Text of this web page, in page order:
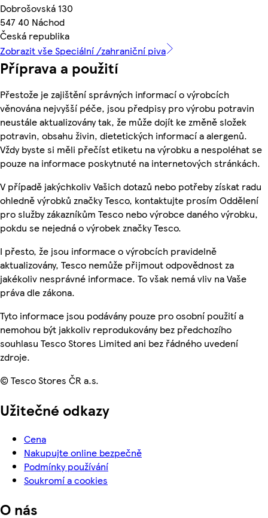
Dobrošovská 130
547 40 Náchod
Česká republika
Zobrazit vše Speciální /zahraniční piva
Příprava a použití
Přestože je zajištění správných informací o výrobcích
věnována nejvyšší péče, jsou předpisy pro výrobu potravin
neustále aktualizovány tak, že může dojít ke změně složek
potravin, obsahu živin, dietetických informací a alergenů.
Vždy byste si měli přečíst etiketu na výrobku a nespoléhat se
pouze na informace poskytnuté na internetových stránkách.
V případě jakýchkoliv Vašich dotazů nebo potřeby získat radu
ohledně výrobků značky Tesco, kontaktujte prosím Oddělení
pro služby zákazníkům Tesco nebo výrobce daného výrobku,
pokdu se nejedná o výrobek značky Tesco.
I přesto, že jsou informace o výrobcích pravidelně
aktualizovány, Tesco nemůže přijmout odpovědnost za
jakékoliv nesprávné informace. To však nemá vliv na Vaše
práva dle zákona.
Tyto informace jsou podávány pouze pro osobní použití a
nemohou být jakkoliv reprodukovány bez předchozího
souhlasu Tesco Stores Limited ani bez řádného uvedení
zdroje.
© Tesco Stores ČR a.s.
Užitečné odkazy
Cena
Nakupujte online bezpečně
Podmínky používání
Soukromí a cookies
O nás